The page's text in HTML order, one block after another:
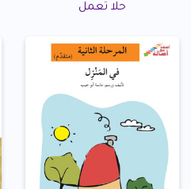
حلا تعمل